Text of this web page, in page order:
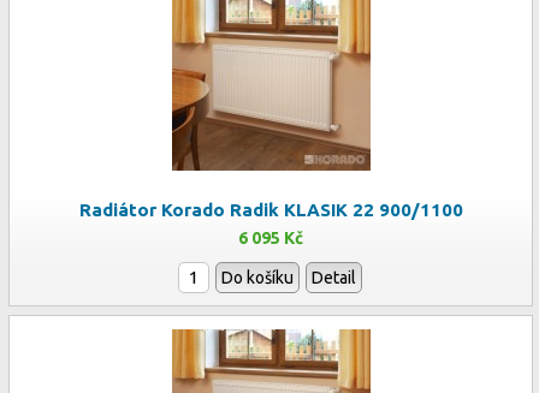
Radiátor Korado Radik KLASIK 22 900/1100
6 095 Kč
Do košíku Detail